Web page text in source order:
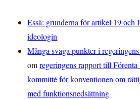
Essä: grunderna för artikel 19 och
ideologin
Många svaga punkter i
omregeringens rapport till
kommitté för konventionen om
med funktionsnedsättning